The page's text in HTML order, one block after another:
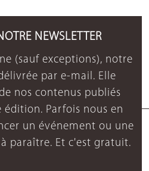
NEWSLETTER
(sauf exceptions), notre
par e-mail. Elle
nos contenus publiés
Parfois nous en
un événement ou une
paraître. Et c'est gratuit.